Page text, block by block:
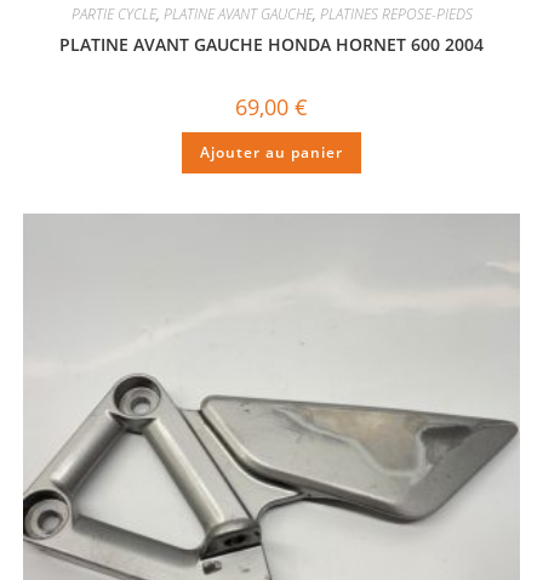
PARTIE CYCLE, PLATINE AVANT GAUCHE, PLATINES REPOSE-PIEDS
PLATINE AVANT GAUCHE HONDA HORNET 600 2004
69,00 €
Ajouter au panier